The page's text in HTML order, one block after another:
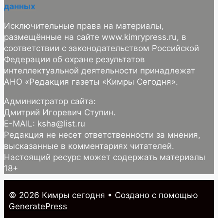
данных
Исключительные права на материалы,
размещённые на сайте www.kimrypress.ru, в
соответствии с законодательством Российской
Федерации об охране результатов
интеллектуальной деятельности принадлежат
АНО «Редакция газеты «Кимры Сегодня».
Администратор сайта:
Дмитрий Игоревич Ступин.
E-MAIL: ksha@list.ru
Редакция не несет ответственности за мнения,
высказанные в комментариях читателей.
Настоящий ресурс может содержать материалы
18+
© 2026 Кимры cегодня • Создано с помощью
GeneratePress